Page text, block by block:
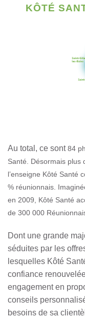
KÔTÉ
Au total, ce sont84
Santé.
Désormais plus
l’enseigne Kôté Santé
% réunionnais.
en 2009, Kôté Santé
de 300 000
Dont une grande
séduites par les
lesquelles Kôté
confiance
engagement en
conseils
besoins de sa